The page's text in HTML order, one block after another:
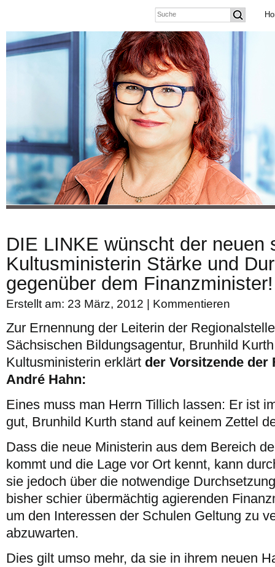
DIE LINKE wünscht der neuen
Kultusministerin Stärke und
gegenüber dem Finanzminister!
Erstellt am: 23 März, 2012 | Kommentieren
Zur Ernennung der Leiterin der
Sächsischen Bildungsagentur, Brunhild
Kultusministerin erklärt der Vorsitzende der
André Hahn:
Eines muss man Herrn Tillich lassen: Er ist
gut, Brunhild Kurth stand auf keinem Zettel
Dass die neue Ministerin aus dem Bereich
kommt und die Lage vor Ort kennt, kann
sie jedoch über die notwendige
bisher schier übermächtig agierenden
um den Interessen der Schulen Geltung zu
abzuwarten.
Dies gilt umso mehr, da sie in ihrem neuen